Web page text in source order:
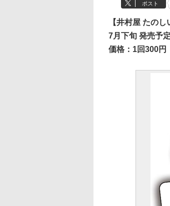
ポスト
【井村屋 たの
7月下旬 発売予定
価格：1回300円